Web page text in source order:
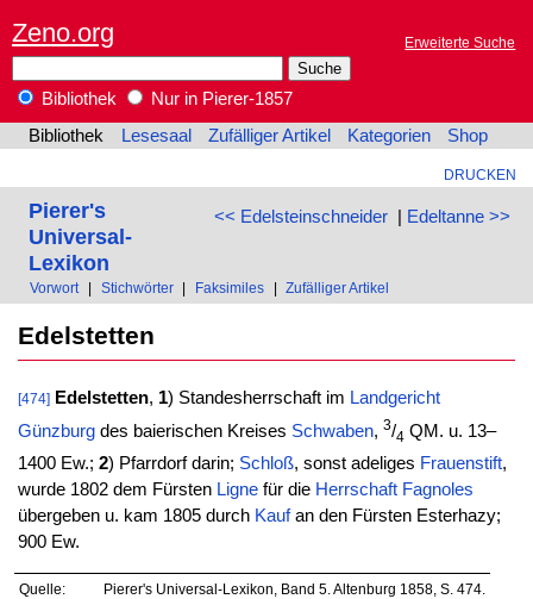
Zeno.org Erweiterte Suche
Bibliothek
Nur in Pierer-1857
Bibliothek
Lesesaal Zufälliger Artikel Kategorien Shop
DRUCKEN
<< Edelsteinschneider| Edeltanne >>
Pierer's
Universal-
Lexikon
Vorwort Stichwörter Faksimiles Zufälliger Artikel
Edelstetten
[474] Edelstetten, 1) Standesherrschaft im Landgericht
Günzburgdes baierischen Kreises Schwaben, 3/4 QM. u. 13–
1400 Ew.; 2) Pfarrdorf darin; Schloß, sonst adeliges Frauenstift,
wurde 1802 dem Fürsten Lignefür die Herrschaft Fagnoles
übergeben u. kam 1805 durch Kaufan den Fürsten Esterhazy;
900 Ew.
Quelle:
Pierer's Universal-Lexikon, Band 5. Altenburg 1858, S. 474.